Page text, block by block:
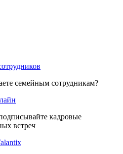
семейным сотрудникам?
кадровые
встреч